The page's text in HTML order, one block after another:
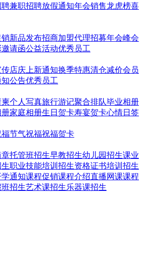
聘兼职招聘放假通知年会销售龙虎榜喜
新品发布招商加盟代理招募年会峰会
邀请函公益活动优秀员工
传店庆 上新通知换季特惠清仓减价会员
知公告优秀员工
柬个人写真旅行游记聚合排队毕业相册
册家庭相册生日贺卡寿宴贺卡心情日签
福节气祝福祝福贺卡
章托管班招生早教招生幼儿园招生课业
职业技能培训招生资格证书培训招生
通知课程促销课程介绍直播网课课程
招生艺术课招生乐器课招生